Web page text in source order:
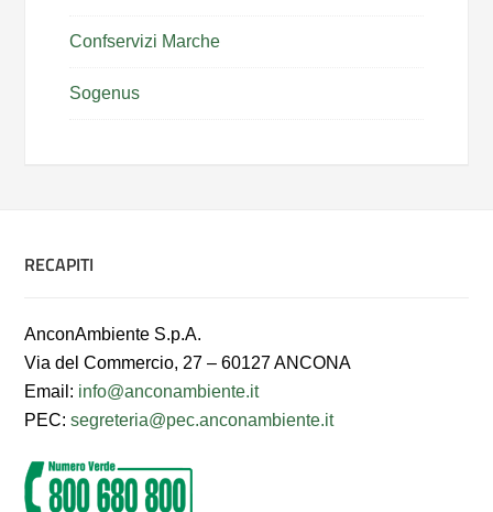
Confservizi Marche
Sogenus
RECAPITI
AnconAmbiente S.p.A.
Via del Commercio, 27 – 60127 ANCONA
Email: info@anconambiente.it
PEC:segreteria@pec.anconambiente.it